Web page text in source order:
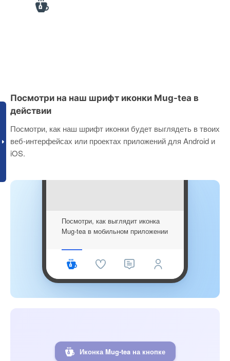
Посмотри на наш шрифт иконки Mug-tea в
действии
Посмотри, как наш шрифт иконки будет выглядеть в твоих
веб-интерфейсах или проектах приложений для Android и
iOS.
Посмотри, как выглядит иконка
Mug-tea в мобильном приложении
Иконка Mug-tea на кнопке